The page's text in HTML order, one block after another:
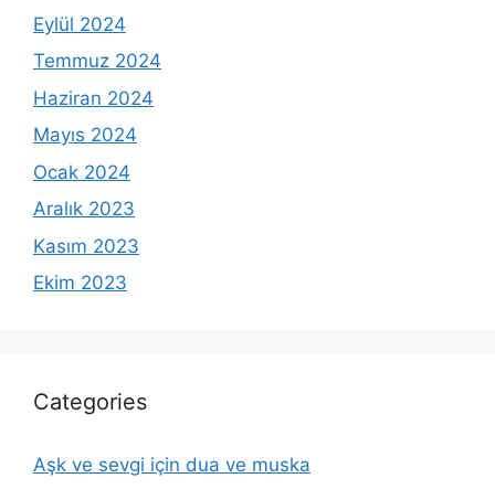
Eylül 2024
Temmuz 2024
Haziran 2024
Mayıs 2024
Ocak 2024
Aralık 2023
Kasım 2023
Ekim 2023
Categories
Aşk ve sevgi için dua ve muska